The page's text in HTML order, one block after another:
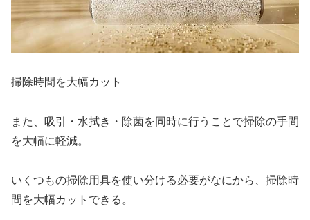
掃除時間を大幅カット
また、吸引・水拭き・除菌を同時に行うことで掃除の手間
を大幅に軽減。
いくつもの掃除用具を使い分ける必要がなにから、掃除時
間を大幅カットできる。